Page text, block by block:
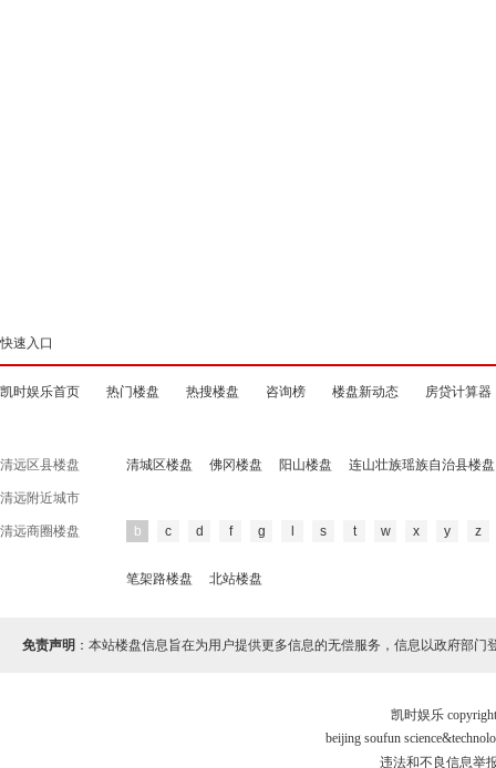
快速入口
凯时娱乐首页 热门楼盘 热搜楼盘 咨询榜 楼盘新动态 房贷计算器
清远区县楼盘 清城区楼盘 佛冈楼盘 阳山楼盘 连山壮族瑶族自治县楼盘
清远附近城市
清远商圈楼盘 b c d f g s t w x y z
笔架路楼盘 北站楼盘
免责声明 ：本站楼盘信息旨在为用户提供更多信息的无偿服务，信息以政府部门
凯时娱乐
beijing soufun
违法和不良信息举